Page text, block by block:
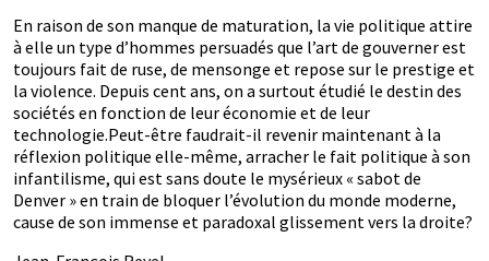
En raison de son manque de maturation, la vie politique attire
à elle un type d’hommes persuadés que l’art de gouverner est
toujours fait de ruse, de mensonge et repose sur le prestige et
la violence. Depuis cent ans, on a surtout étudié le destin des
sociétés en fonction de leur économie et de leur
technologie.Peut-être faudrait-il revenir maintenant à la
réflexion politique elle-même, arracher le fait politique à son
infantilisme, qui est sans doute le mysérieux « sabot de
Denver » en train de bloquer l’évolution du monde moderne,
cause de son immense et paradoxal glissement vers la droite?